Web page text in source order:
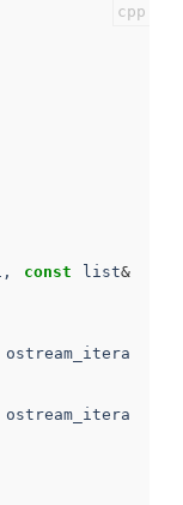
, const list&
ostream_itera
ostream_itera